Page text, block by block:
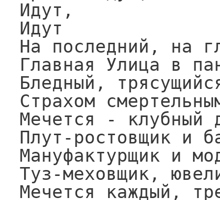
Идут,
Идут
На последний, на
Главная Улица в
Бледный,
Страхом
Мечется - клубный
Плут-ростовщик и
Мануфактурщик и
Туз-меховщик,
Мечется каждый,